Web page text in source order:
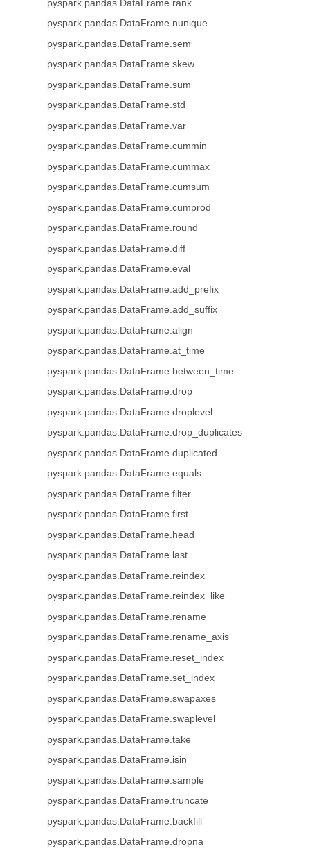
pyspark.pandas.DataFrame.rank
pyspark.pandas.DataFrame.nunique
pyspark.pandas.DataFrame.sem
pyspark.pandas.DataFrame.skew
pyspark.pandas.DataFrame.sum
pyspark.pandas.DataFrame.std
pyspark.pandas.DataFrame.var
pyspark.pandas.DataFrame.cummin
pyspark.pandas.DataFrame.cummax
pyspark.pandas.DataFrame.cumsum
pyspark.pandas.DataFrame.cumprod
pyspark.pandas.DataFrame.round
pyspark.pandas.DataFrame.diff
pyspark.pandas.DataFrame.eval
pyspark.pandas.DataFrame.add_prefix
pyspark.pandas.DataFrame.add_suffix
pyspark.pandas.DataFrame.align
pyspark.pandas.DataFrame.at_time
pyspark.pandas.DataFrame.between_time
pyspark.pandas.DataFrame.drop
pyspark.pandas.DataFrame.droplevel
pyspark.pandas.DataFrame.drop_duplicates
pyspark.pandas.DataFrame.duplicated
pyspark.pandas.DataFrame.equals
pyspark.pandas.DataFrame.filter
pyspark.pandas.DataFrame.first
pyspark.pandas.DataFrame.head
pyspark.pandas.DataFrame.last
pyspark.pandas.DataFrame.reindex
pyspark.pandas.DataFrame.reindex_like
pyspark.pandas.DataFrame.rename
pyspark.pandas.DataFrame.rename_axis
pyspark.pandas.DataFrame.reset_index
pyspark.pandas.DataFrame.set_index
pyspark.pandas.DataFrame.swapaxes
pyspark.pandas.DataFrame.swaplevel
pyspark.pandas.DataFrame.take
pyspark.pandas.DataFrame.isin
pyspark.pandas.DataFrame.sample
pyspark.pandas.DataFrame.truncate
pyspark.pandas.DataFrame.backfill
pyspark.pandas.DataFrame.dropna